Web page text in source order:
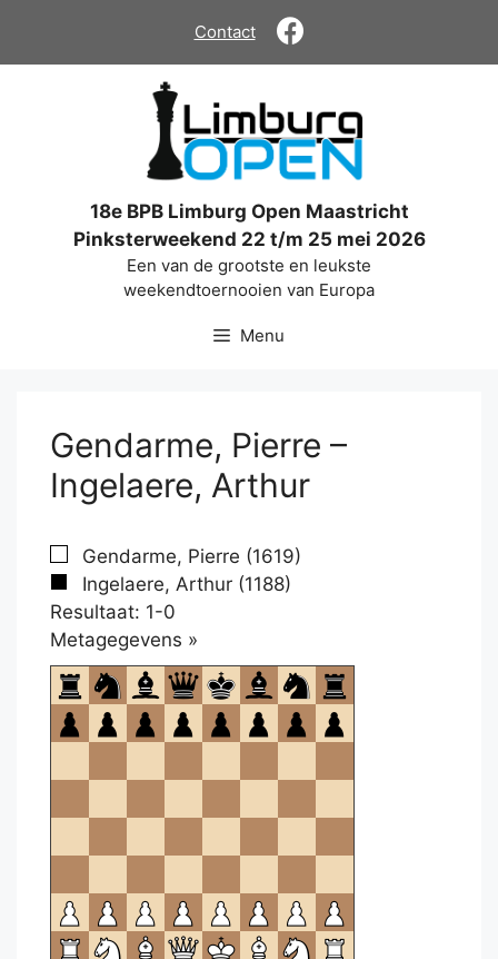
de
Contact
18e BPB Limburg Open Maastricht
Pinksterweekend 22 t/m 25 mei 2026
Een van de grootste en leukste
weekendtoernooien van Europa
Menu
Gendarme, Pierre –
Ingelaere, Arthur
Gendarme, Pierre (1619)
Ingelaere, Arthur (1188)
Resultaat: 1-0
Metagegevens »
om
te
openen.